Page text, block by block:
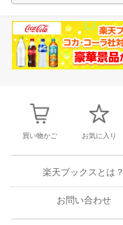
買い物かご お気に入り
楽天ブックスとは？
お問い合わせ